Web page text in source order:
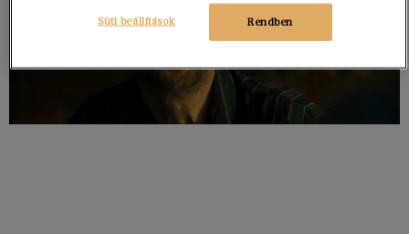
Rendben
Süti beállítások